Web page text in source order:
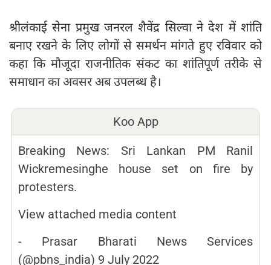
श्रीलंकाई सेना प्रमुख जनरल शैवेंद्र सिल्वा ने देश में शांति
बनाए रखने के लिए लोगों से समर्थन मांगते हुए रविवार को
कहा कि मौजूदा राजनीतिक संकट का शांतिपूर्ण तरीके से
समाधान का अवसर अब उपलब्ध है।
Koo App
Breaking News: Sri Lankan PM Ranil
Wickremesinghe house set on fire by
protesters.
View attached media content
- Prasar Bharati News Services
(@pbns_india) 9 July 2022